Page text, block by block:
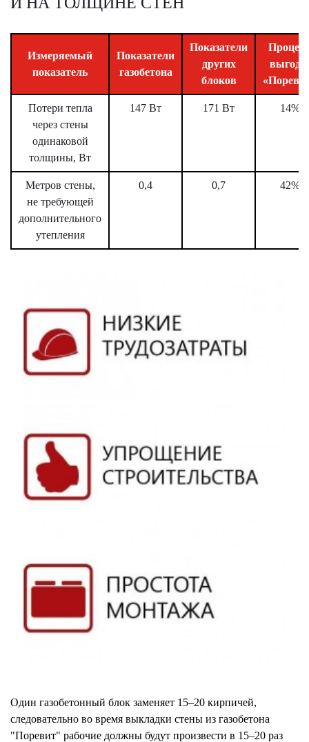
Измеряемый
показатель
Показатели
газобетона
Показатели
других
блоков
выгоды
Потери тепла
через стены
одинаковой
толщины, Вт
147 Вт 171 Вт 14%
Метров стены,
не требующей
дополнительного
утепления
0,4 0,7 42%
Один газобетонный блок заменяет 15–20 кирпичей,
следовательно во время выкладки стены из газобетона
"Поревит" рабочие должны будут произвести в 15–20 раз